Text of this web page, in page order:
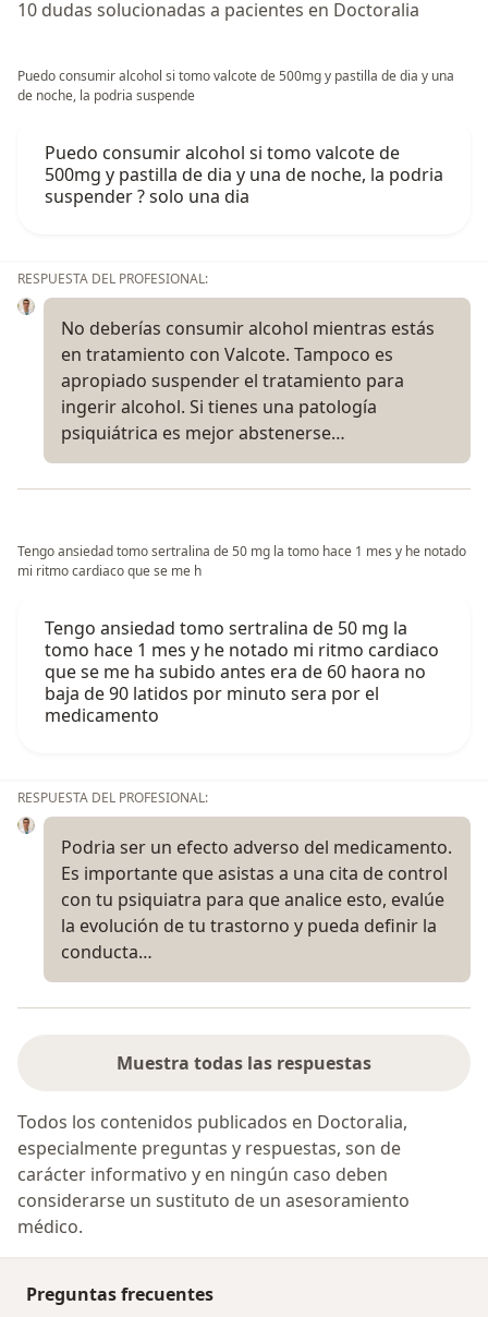
10 dudas solucionadas a pacientes en Doctoralia
Puedo consumir alcohol si tomo valcote de 500mg y pastilla de dia y una
de noche, la podria suspende
Puedo consumir alcohol si tomo valcote de
500mg y pastilla de dia y una de noche, la podria
suspender ? solo una dia
RESPUESTA DEL PROFESIONAL:
No deberías consumir alcohol mientras estás
en tratamiento con Valcote. Tampoco es
apropiado suspender el tratamiento para
ingerir alcohol. Si tienes una patología
psiquiátrica es mejor abstenerse…
Tengo ansiedad tomo sertralina de 50 mg la tomo hace 1 mes y he notado
mi ritmo cardiaco que se me h
Tengo ansiedad tomo sertralina de 50 mg la
tomo hace 1 mes y he notado mi ritmo cardiaco
que se me ha subido antes era de 60 haora no
baja de 90 latidos por minuto sera por el
medicamento
RESPUESTA DEL PROFESIONAL:
Podria ser un efecto adverso del medicamento.
Es importante que asistas a una cita de control
con tu psiquiatra para que analice esto, evalúe
la evolución de tu trastorno y pueda definir la
conducta…
Muestra todas las respuestas
Todos los contenidos publicados en Doctoralia,
especialmente preguntas y respuestas, son de
carácter informativo y en ningún caso deben
considerarse un sustituto de un asesoramiento
médico.
Preguntas frecuentes